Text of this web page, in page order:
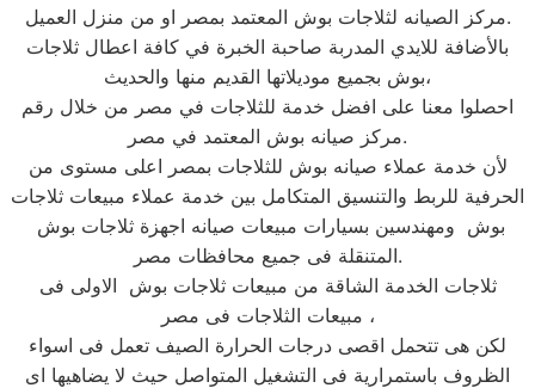
مركز الصيانه لثلاجات بوش المعتمد بمصر او من منزل العميل.
بالأضافة للايدي المدربة صاحبة الخبرة في كافة اعطال ثلاجات
بوش بجميع موديلاتها القديم منها والحديث،
احصلوا معنا على افضل خدمة للثلاجات في مصر من خلال رقم
مركز صيانه بوش المعتمد في مصر.
لأن خدمة عملاء صيانه بوش للثلاجات بمصر اعلى مستوى من
الحرفية للربط والتنسيق المتكامل بين خدمة عملاء مبيعات ثلاجات
بوش ومهندسين بسيارات مبيعات صيانه اجهزة ثلاجات بوش
المتنقلة فى جميع محافظات مصر.
ثلاجات الخدمة الشاقة من مبيعات ثلاجات بوش الاولى فى
مبيعات الثلاجات فى مصر ،
لكن هى تتحمل اقصى درجات الحرارة الصيف تعمل فى اسواء
الظروف باستمرارية فى التشغيل المتواصل حيث لا يضاهيها اى